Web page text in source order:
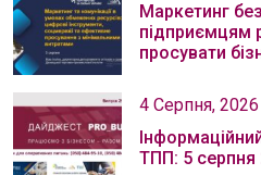
Маркетинг
підприємцям
просувати
4 Серпня, 2026
ТПП: 5 серпня